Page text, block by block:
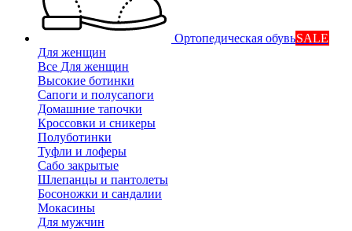
Ортопедическая обувьSALE
Для женщин
Все Для женщин
Высокие ботинки
Сапоги и полусапоги
Домашние тапочки
Кроссовки и сникеры
Полуботинки
Туфли и лоферы
Сабо закрытые
Шлепанцы и пантолеты
Босоножки и сандалии
Мокасины
Для мужчин